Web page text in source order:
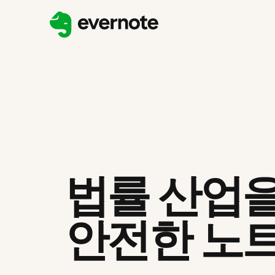
법률 산업
안전한 노